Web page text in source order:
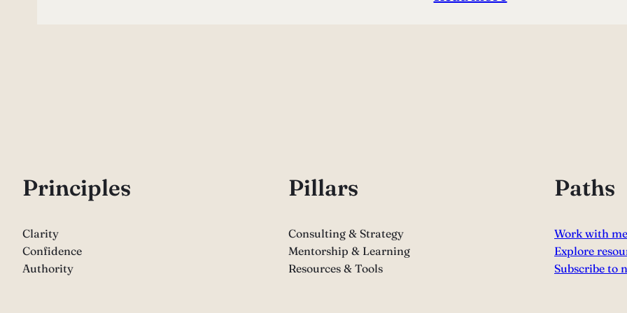
Principles
Clarity
Confidence
Authority
Pillars
Consulting & Strategy
Mentorship & Learning
Resources & Tools
Paths
Work with me
Explore
Subscribe to